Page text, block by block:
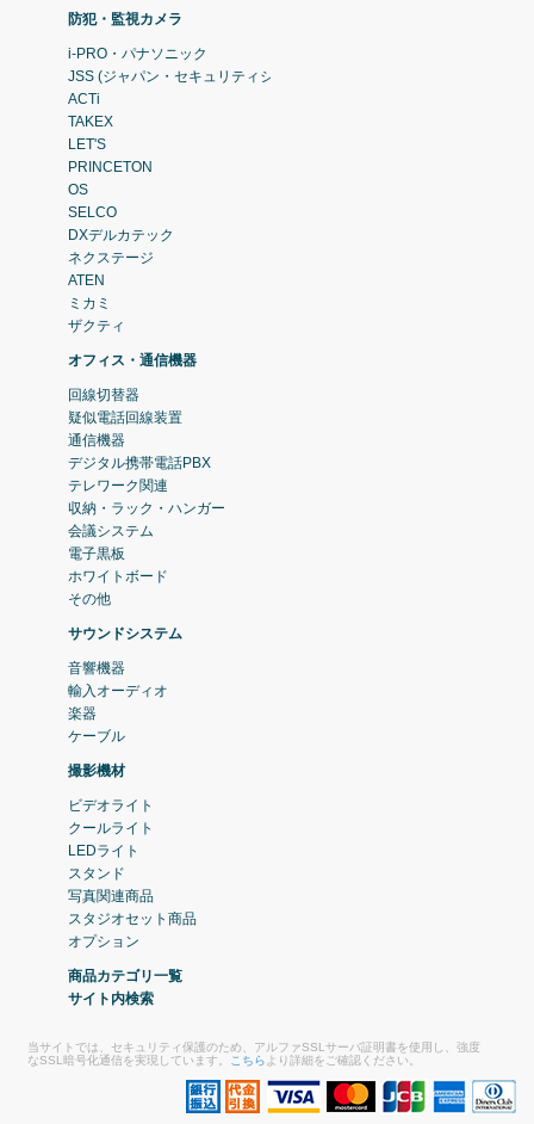
防犯・監視カメラ
i-PRO・パナソニック
JSS (ジャパン・セキュリティシステム)
ACTi
TAKEX
LET'S
PRINCETON
OS
SELCO
DXデルカテック
ネクステージ
ATEN
ミカミ
ザクティ
オフィス・通信機器
回線切替器
疑似電話回線装置
通信機器
デジタル携帯電話PBX
テレワーク関連
収納・ラック・ハンガー
会議システム
電子黒板
ホワイトボード
その他
サウンドシステム
音響機器
輸入オーディオ
楽器
ケーブル
撮影機材
ビデオライト
クールライト
LEDライト
スタンド
写真関連商品
スタジオセット商品
オプション
商品カテゴリ一覧
サイト内検索
当サイトでは、セキュリティ保護のため、アルファSSLサーバ証明書を使用し、強度
なSSL暗号化通信を実現しています。
こちら より詳細をご確認ください。